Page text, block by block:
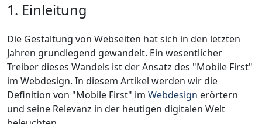
1. Einleitung
Die Gestaltung von Webseiten hat sich in den letzten
Jahren grundlegend gewandelt. Ein wesentlicher
Treiber dieses Wandels ist der Ansatz des "Mobile First"
im Webdesign. In diesem Artikel werden wir die
Definition von "Mobile First" im Webdesign erörtern
und seine Relevanz in der heutigen digitalen Welt